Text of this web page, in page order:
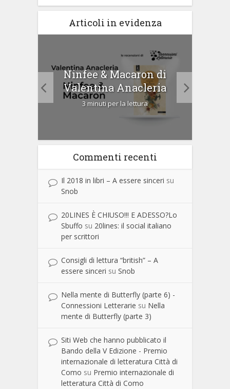
Articoli in evidenza
Ninfee & Macaron di
Valentina Anacleria
3 minuti per la lettura
Commenti recenti
Il 2018 in libri – A essere sinceri su
Snob
20LINES È CHIUSO!!! E ADESSO?Lo
Sbuffo su 20lines: il social italiano
per scrittori
Consigli di lettura “british” – A
essere sinceri su Snob
Nella mente di Butterfly (parte 6) -
Connessioni Letterarie su Nella
mente di Butterfly (parte 3)
Siti Web che hanno pubblicato il
Bando della V Edizione - Premio
internazionale di letteratura Città di
Como su Premio internazionale di
letteratura Città di Como